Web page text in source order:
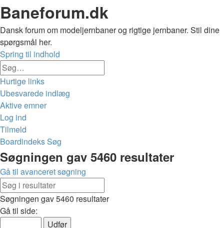
Baneforum.dk
Dansk forum om modeljernbaner og rigtige jernbaner. Stil dine
spørgsmål her.
Spring til indhold
Hurtige links
Ubesvarede indlæg
Aktive emner
Log ind
Tilmeld
BoardindeksSøg
Søg
Søgningen gav 5460 resultater
Gå til avanceret søgning
søgning
Søgningen gav 5460 resultater
Side
Gå til side: